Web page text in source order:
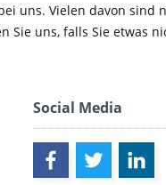
uns. Vielen davon sind
Sie uns, falls Sie etwas
Social Media